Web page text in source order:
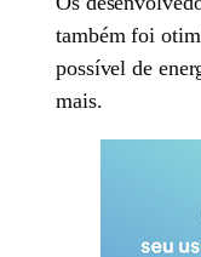
também foi
possível de
mais.